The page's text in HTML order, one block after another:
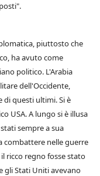
piuttosto che
ha avuto come
politico. L'Arabia
dell'Occidente,
di questi ultimi. Si è
USA. A lungo si è illusa
sempre a sua
combattere nelle guerre
ricco regno fosse stato
gli Stati Uniti avevano